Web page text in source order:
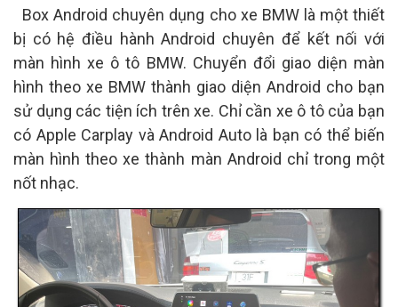
Box Android chuyên dụng cho xe BMW là một thiết
bị có hệ điều hành Android chuyên để kết nối với
màn hình xe ô tô BMW. Chuyển đổi giao diện màn
hình theo xe BMW thành giao diện Android cho bạn
sử dụng các tiện ích trên xe. Chỉ cần xe ô tô của bạn
có Apple Carplay và Android Auto là bạn có thể biến
màn hình theo xe thành màn Android chỉ trong một
nốt nhạc.